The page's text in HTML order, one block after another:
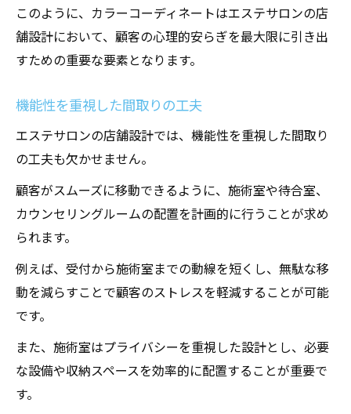
このように、カラーコーディネートはエステサロンの店
舗設計において、顧客の心理的安らぎを最大限に引き出
すための重要な要素となります。
機能性を重視した間取りの工夫
エステサロンの店舗設計では、機能性を重視した間取り
の工夫も欠かせません。
顧客がスムーズに移動できるように、施術室や待合室、
カウンセリングルームの配置を計画的に行うことが求め
られます。
例えば、受付から施術室までの動線を短くし、無駄な移
動を減らすことで顧客のストレスを軽減することが可能
です。
また、施術室はプライバシーを重視した設計とし、必要
な設備や収納スペースを効率的に配置することが重要で
す。